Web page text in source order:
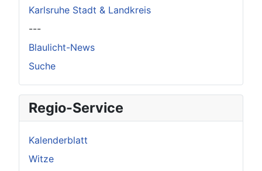
Karlsruhe Stadt & Landkreis
---
Blaulicht-News
Suche
Regio-Service
Kalenderblatt
Witze